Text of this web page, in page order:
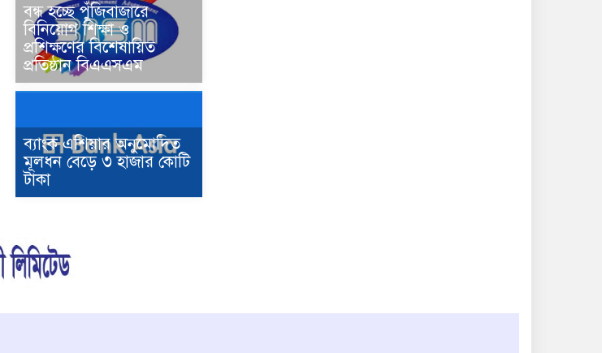
বন্ধ হচ্ছে পুঁজিবাজারে
বিনিয়োগ শিক্ষা ও
প্রশিক্ষণের বিশেষায়িত
প্রতিষ্ঠান বিএএসএম
ব্যাংক এশিয়ার অনুমোদিত
মূলধন বেড়ে ৩ হাজার কোটি
টাকা